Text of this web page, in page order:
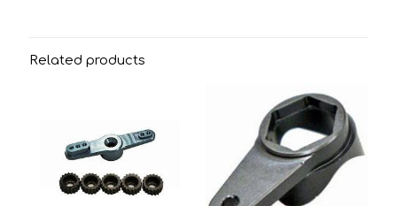
Related products